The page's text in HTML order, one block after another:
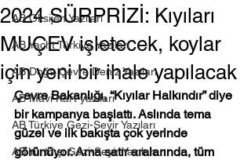
AB Oksijen Yazıları
AB Yacht Türkiye Yazıları
AB Doğa Çevre Deniz Yazıları
AB Mavi Kart yazıları
AB Türkiye Gezi-Seyir Yazıları
AB Yurtdışı Gezi-Seyir Yazıları
2024 SÜRPRİZİ: Kıyıları
MUÇEV işletecek, koylar
için yeni bir ihale yapılacak
Çevre Bakanlığı, “Kıyılar Halkındır” diye
bir kampanya başlattı. Aslında tema
güzel ve ilk bakışta çok yerinde
görünüyor. Ama satır aralarında, tüm